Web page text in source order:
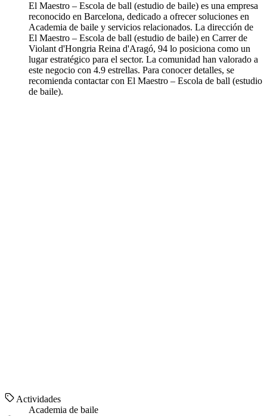
El Maestro – Escola de ball (estudio de baile) es una empresa
reconocido en Barcelona, dedicado a ofrecer soluciones en
Academia de baile y servicios relacionados. La dirección de
El Maestro – Escola de ball (estudio de baile) en Carrer de
Violant d'Hongria Reina d'Aragó, 94 lo posiciona como un
lugar estratégico para el sector. La comunidad han valorado a
este negocio con 4.9 estrellas. Para conocer detalles, se
recomienda contactar con El Maestro – Escola de ball (estudio
de baile).
Actividades
Academia de baile